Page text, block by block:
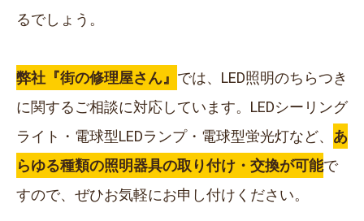
るでしょう。
弊社『街の修理屋さん』 では、LED照明のちらつき
に関するご相談に対応しています。LEDシーリング
ライト・電球型LEDランプ・電球型蛍光灯など、 あ
らゆる種類の照明器具の取り付け・交換が可能で
すので、ぜひお気軽にお申し付けください。